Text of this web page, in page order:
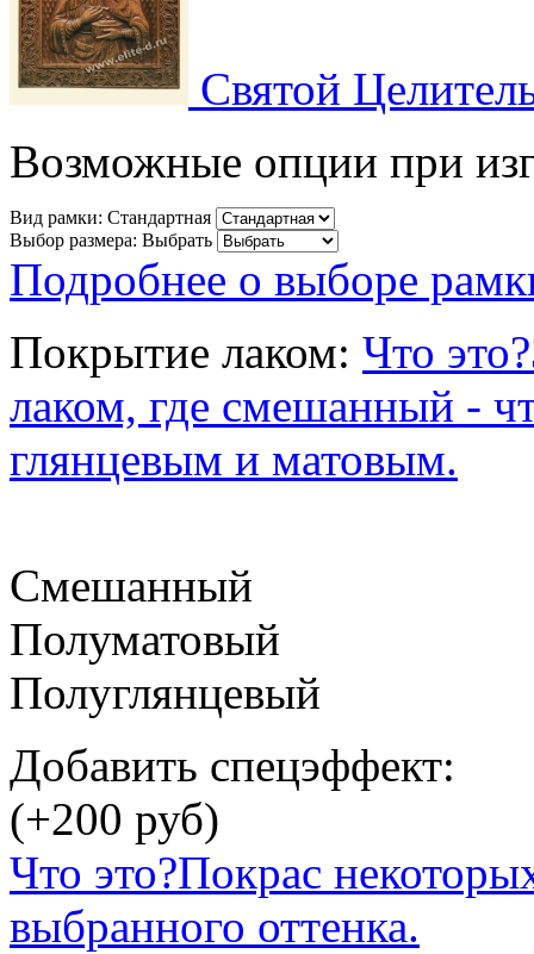
Святой
Возможные опции при
Вид рамки: Стандартная
Выбор размера: Выбрать
Подробнее о выборе
Покрытие лаком: Что это?
лаком, где смешанный -
глянцевым и матовым.
Смешанный
Полуматовый
Полуглянцевый
Добавить спецэффект:
(+200 руб)
Что это?Покрас
выбранного оттенка.